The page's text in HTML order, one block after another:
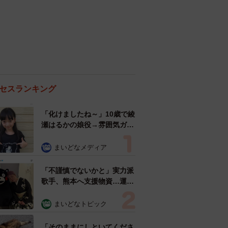
スランキング
「化けましたね～」10歳で綾
瀬はるかの娘役→雰囲気ガラ
雰囲気が」「宝塚に入れそ
まいどなメディア
「不謹慎でないかと」実力派
歌手、熊本へ支援物資…運搬
めらい 「痛いほど伝わる」
まいどなトピック